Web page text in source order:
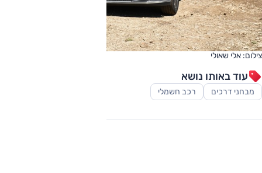
צילום: אלי שאולי
עוד באותו נושא
מבחני דרכים רכב חשמלי